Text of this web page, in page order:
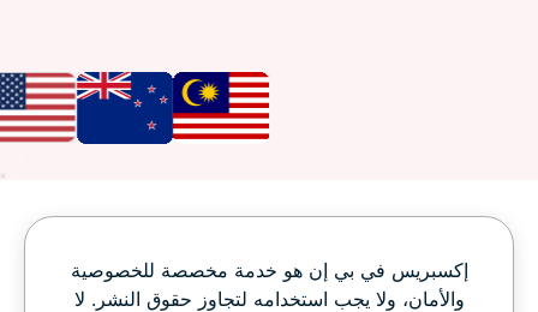
إكسبريس في بي إن هو خدمة مخصصة للخصوصية
والأمان، ولا يجب استخدامه لتجاوز حقوق النشر. لا